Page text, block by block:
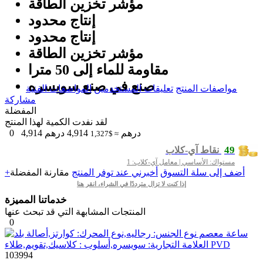
مؤشر تخزين الطاقة
إنتاج محدود
إنتاج محدود
مؤشر تخزين الطاقة
مقاومة للماء إلى 50 مترا
صنع في صنع سویسره
مواصفات المنتج تعليقات المستخدمين المواصفات الفنية
مشاركة
المفضلة
لقد نفدت الكمية لهذا المنتج
0
4,914 درهم ≈ $1,327
4,914 درهم
49 نقاط آي-كلاب
مستواك: الأساسي | معامل آي-كلاب: 1
+أضف إلى سلة التسوق أخبرني عند توفر المنتج مقارنة المفضلة
إذا كنت لا تزال مترددًا في الشراء، انقر هنا
خدماتنا المميزة
المنتجات المشابهة التي قد تبحث عنها
0
103994